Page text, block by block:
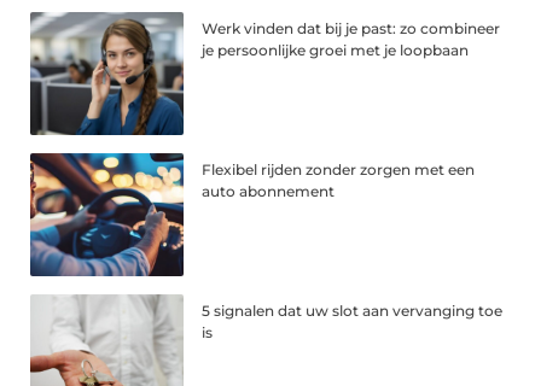
Werk vinden dat bij je past: zo combineer
je persoonlijke groei met je loopbaan
Flexibel rijden zonder zorgen met een
auto abonnement
5 signalen dat uw slot aan vervanging toe
is